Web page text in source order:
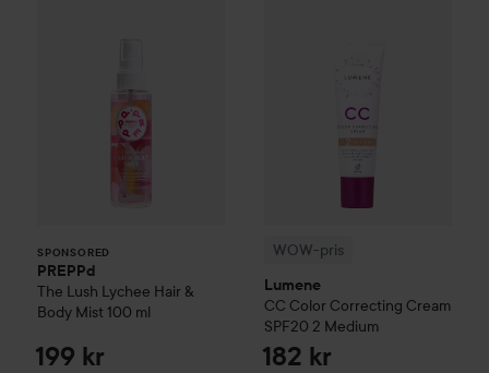
SPONSORED
PREPPd
The Lush Lychee Hair &
Body Mist 100 ml
199 kr
WOW-pris
Lumene
CC Color Correcting Cream
SPF20 2 Medium
182 kr